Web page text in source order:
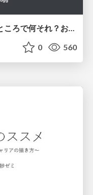
PHP に部分適用が来るぞ！……ところで何それ？おいしいの？ #phpcon / phpcon-2026
0 560